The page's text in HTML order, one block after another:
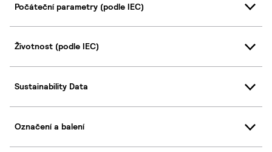
Počáteční parametry (podle IEC)
Životnost (podle IEC)
Sustainability Data
Označení a balení